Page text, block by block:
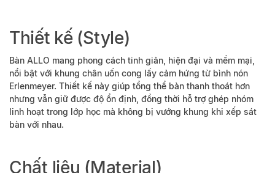
Thiết kế (Style)
Bàn ALLO mang phong cách tinh giản, hiện đại và mềm mại,
nổi bật với khung chân uốn cong lấy cảm hứng từ bình nón
Erlenmeyer. Thiết kế này giúp tổng thể bàn thanh thoát hơn
nhưng vẫn giữ được độ ổn định, đồng thời hỗ trợ ghép nhóm
linh hoạt trong lớp học mà không bị vướng khung khi xếp sát
bàn với nhau.
Chất liệu (Material)